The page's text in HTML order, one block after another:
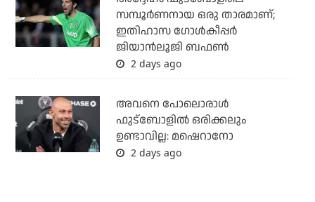
സമ്പൂര്‍ണനായ ഒരു താരമാണ്;
ഇതിഹാസ ഗോള്‍കീപ്പര്‍
ജിയാന്‍ലൂജി ബഫണ്‍
2 days ago
അവനെ പോലൊരാൾ
ഫുട്ബോളിൽ ഒരിക്കലും
ഉണ്ടാവില്ല: മഷെറാനോ
2 days ago